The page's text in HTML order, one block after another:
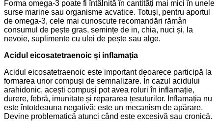
Forma omega-3 poate fi întâlnită în cantități mai mici în unele
surse marine sau organisme acvatice. Totuși, pentru aportul
de omega-3, cele mai cunoscute recomandări rămân
consumul de pește gras, semințe de in, chia, nuci și, la
nevoie, suplimente cu ulei de pește sau alge.
Acidul eicosatetraenoic și inflamația
Acidul eicosatetraenoic este important deoarece participă la
formarea unor compuși de semnalizare. În cazul acidului
arahidonic, acești compuși pot avea roluri în inflamație,
durere, febră, imunitate și repararea țesuturilor. Inflamația nu
este întotdeauna negativă; este un mecanism de apărare.
Devine problematică atunci când este excesivă sau cronică.